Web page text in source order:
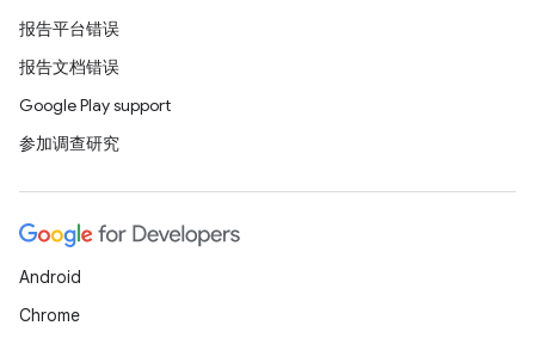
报告平台错误
报告文档错误
Google Play support
参加调查研究
Android
Chrome